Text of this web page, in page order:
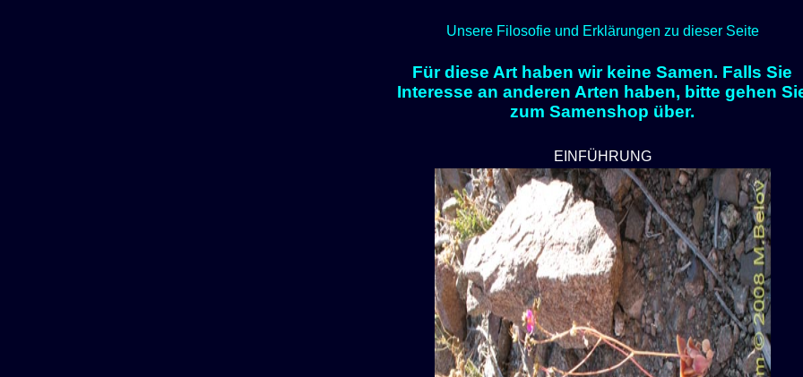
Unsere Filosofie und Erklärungen zu dieser Seite
Für diese Art haben wir keine Samen. Falls Sie
Interesse an anderen Arten haben, bitte gehen
zum Samenshop über.
EINFÜHRUNG